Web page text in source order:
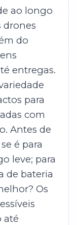
ao longo
drones
do
entregas.
para
com
Antes de
é para
leve; para
de bateria
Os
até